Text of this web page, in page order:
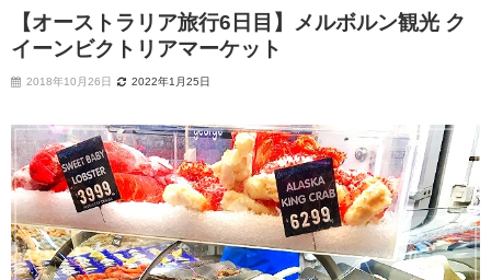
【オーストラリア旅行6日目】メルボルン観光 ク
イーンビクトリアマーケット
2018年10月26日 2022年1月25日